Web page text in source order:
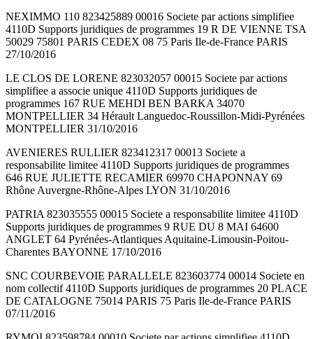
NEXIMMO 110 823425889 00016 Societe par actions simplifiee
4110D Supports juridiques de programmes 19 R DE VIENNE TSA
50029 75801 PARIS CEDEX 08 75 Paris Ile-de-France PARIS
27/10/2016
LE CLOS DE LORENE 823032057 00015 Societe par actions
simplifiee a associe unique 4110D Supports juridiques de
programmes 167 RUE MEHDI BEN BARKA 34070
MONTPELLIER 34 Hérault Languedoc-Roussillon-Midi-Pyrénées
MONTPELLIER 31/10/2016
AVENIERES RULLIER 823412317 00013 Societe a
responsabilite limitee 4110D Supports juridiques de programmes
646 RUE JULIETTE RECAMIER 69970 CHAPONNAY 69
Rhône Auvergne-Rhône-Alpes LYON 31/10/2016
PATRIA 823035555 00015 Societe a responsabilite limitee 4110D
Supports juridiques de programmes 9 RUE DU 8 MAI 64600
ANGLET 64 Pyrénées-Atlantiques Aquitaine-Limousin-Poitou-
Charentes BAYONNE 17/10/2016
SNC COURBEVOIE PARALLELE 823603774 00014 Societe en
nom collectif 4110D Supports juridiques de programmes 20 PLACE
DE CATALOGNE 75014 PARIS 75 Paris Ile-de-France PARIS
07/11/2016